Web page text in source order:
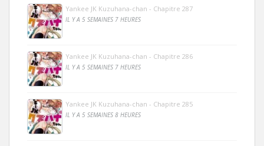
Yankee JK Kuzuhana-chan - Chapitre 287
IL Y A 5 SEMAINES 7 HEURES
Yankee JK Kuzuhana-chan - Chapitre 286
IL Y A 5 SEMAINES 7 HEURES
Yankee JK Kuzuhana-chan - Chapitre 285
IL Y A 5 SEMAINES 8 HEURES